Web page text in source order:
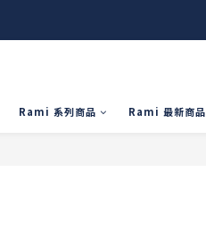
Rami 系列商品 Rami 最新商品